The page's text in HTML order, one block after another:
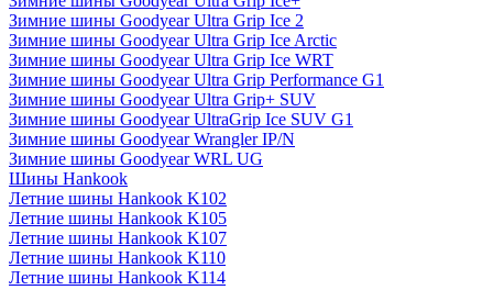
Зимние шины Goodyear Ultra Grip Ice 2
Зимние шины Goodyear Ultra Grip Ice Arctic
Зимние шины Goodyear Ultra Grip Ice WRT
Зимние шины Goodyear Ultra Grip Performance G1
Зимние шины Goodyear Ultra Grip+ SUV
Зимние шины Goodyear UltraGrip Ice SUV G1
Зимние шины Goodyear Wrangler IP/N
Зимние шины Goodyear WRL UG
Шины Hankook
Летние шины Hankook K102
Летние шины Hankook K105
Летние шины Hankook K107
Летние шины Hankook K110
Летние шины Hankook K114